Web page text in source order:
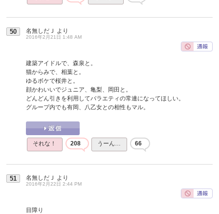
50 名無しだＪ より
2016年2月21日 1:48 AM
建築アイドルで、森泉と。
猫からみで、相葉と。
ゆるボケで桜井と。
顔かわいいでジュニア、亀梨、岡田と。
どんどん引きを利用してバラエティの常連になってほしい。
グループ内でも有岡、八乙女との相性もマル。
それな！ 208 うーん… 66
51 名無しだＪ より
2016年2月22日 2:44 PM
目障り